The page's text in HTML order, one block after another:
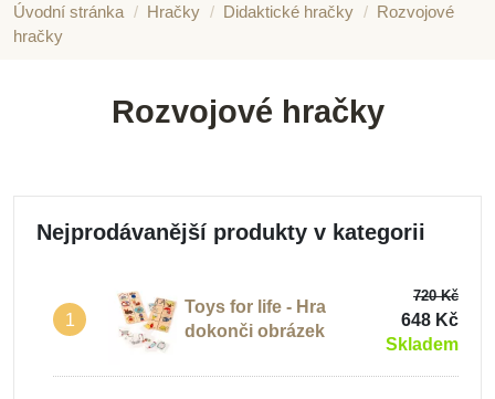
Úvodní stránka Hračky Didaktické hračky
Rozvojové
hračky
Rozvojové hračky
Nejprodávanější produkty v kategorii
1
Toys for life - Hra
dokonči obrázek
720 Kč
648 Kč
Skladem